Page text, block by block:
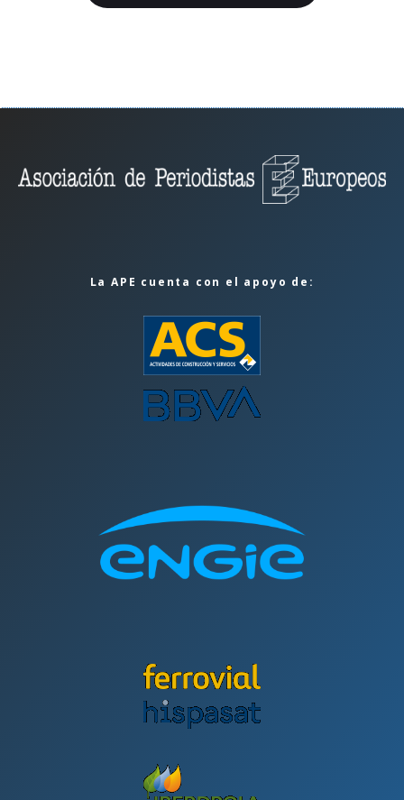
La APE cuenta con el apoyo de: